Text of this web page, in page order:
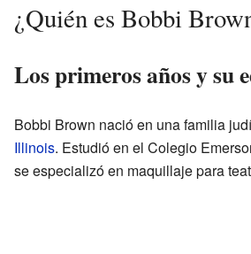
¿Quién es Bobbi
Los primeros años y su
Bobbi Brown nació en una familia
Illinois. Estudió en el Colegio
se especializó en maquillaje para